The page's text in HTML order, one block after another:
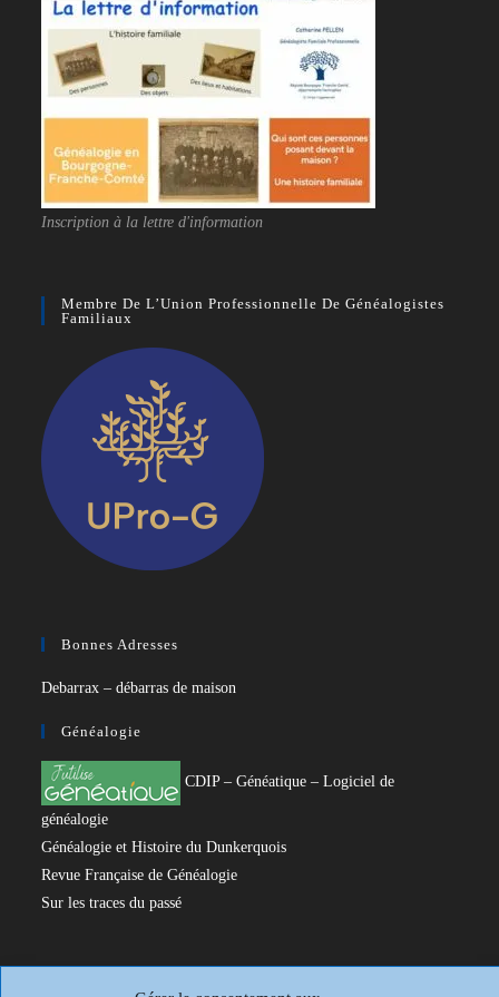
Inscription à la lettre d'information
Membre De L’Union Professionnelle De Généalogistes
Familiaux
Bonnes Adresses
Debarrax – débarras de maison
Généalogie
CDIP – Généatique – Logiciel de
généalogie
Généalogie et Histoire du Dunkerquois
Revue Française de Généalogie
Sur les traces du passé